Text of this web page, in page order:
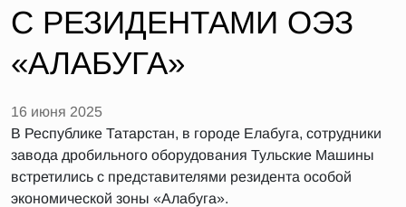
С РЕЗИДЕНТАМИ ОЭЗ
«АЛАБУГА»
16 июня 2025
В Республике Татарстан, в городе Елабуга, сотрудники
завода дробильного оборудования Тульские Машины
встретились с представителями резидента особой
экономической зоны «Алабуга».